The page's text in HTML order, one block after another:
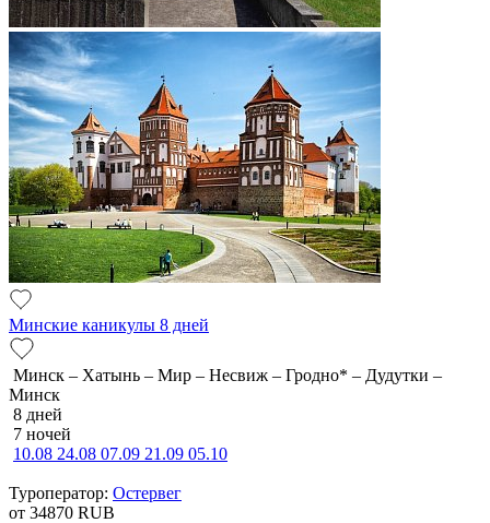
Минские каникулы 8 дней
Минск – Хатынь – Мир – Несвиж – Гродно* – Дудутки –
Минск
8 дней
7 ночей
10.08 24.08 07.09 21.09 05.10
Туроператор: Остервег
от 34870 RUB